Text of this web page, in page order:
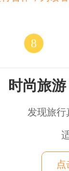
8
时尚旅游
发现旅